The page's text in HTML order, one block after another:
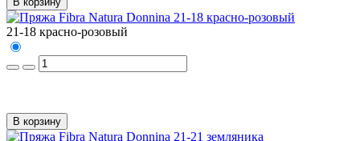
21-18 красно-розовый
В корзину